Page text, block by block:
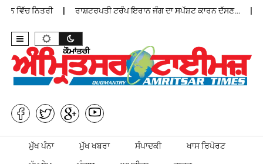
ਵਿੱਚ ਨਿਤਰੀ ਰਾਸ਼ਟਰਪਤੀ ਟਰੰਪ ਇਰਾਨ ਜੰਗ ਦਾ ਸਪੱਸ਼ਟ ਕਾਰਨ ਦੱਸਣ…
Skip to content
ਮੁੱਖ ਪੰਨਾ ਮੁੱਖ ਖਬਰਾ ਸੰਪਾਦਕੀ ਖਾਸ ਰਿਪੋਰਟ